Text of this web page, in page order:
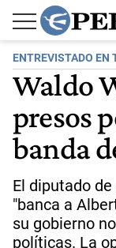
ENTREVISTADO EN
Waldo
presos
banda
El diputado
"banca a
su gobierno
políticas. La